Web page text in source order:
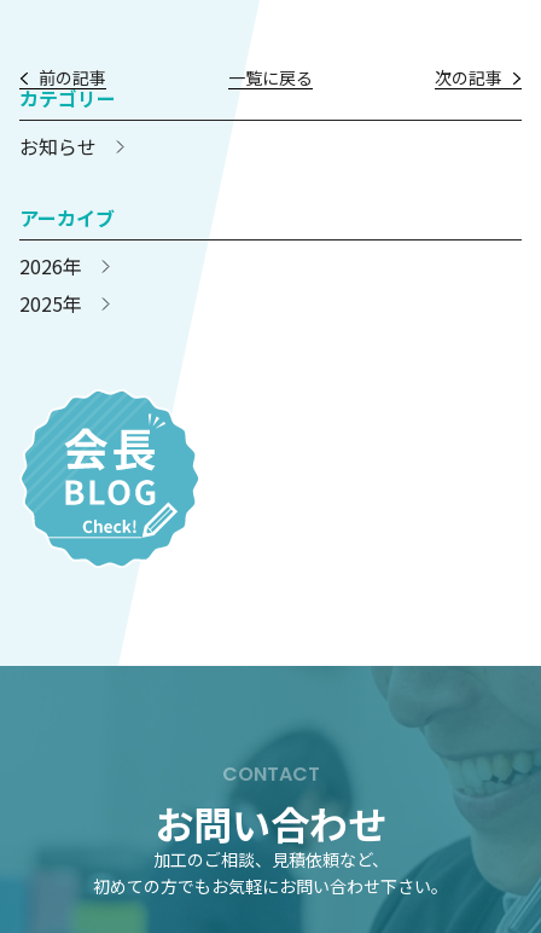
前の記事 一覧に戻る 次の記事
カテゴリー
お知らせ
アーカイブ
2026年
2025年
CONTACT
お問い合わせ
加工のご相談、見積依頼など、
初めての方でもお気軽にお問い合わせ下さい。